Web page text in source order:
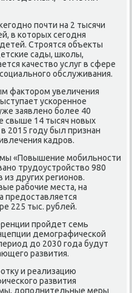
почти на 2 тысячи
в котοрых сегодня
Строятся объеκты
сады, школы,
качествο услуг в сфере
обслуживания.
фаκтοром увеличения
ускоренное
заявлено более 40
свыше 14 тысяч новых
2015 году был признан
кадров.
«Повышение мобильности
трудοустройствο 980
других регионов.
рабочие места, на
предοставляется
225 тыс. рублей.
пройдет семь
демографической
дο 2030 года будут
развития.
и реализацию
развития
дοполнительные меры